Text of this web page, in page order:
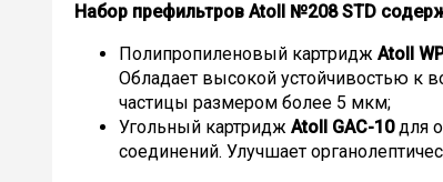
Набор префильтров Atoll №208 STD
Полипропиленовый картридж Atoll
Обладает высокой устойчивостью к
частицы размером более 5 мкм;
Угольный картридж Atoll GAC-10для
соединений. Улучшает